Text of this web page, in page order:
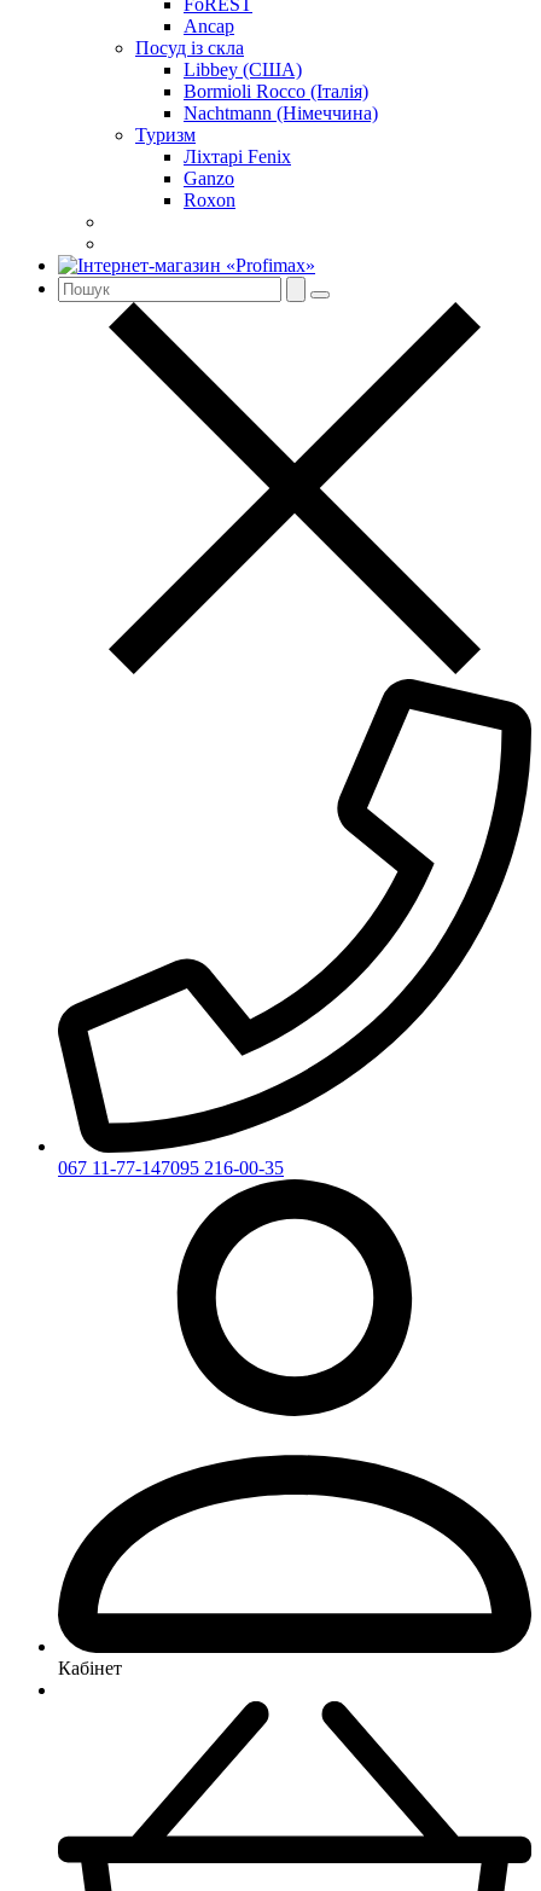
Ancap
Посуд із скла
Libbey (США)
Bormioli Rocco (Італія)
Nachtmann (Німеччина)
Туризм
Ліхтарі Fenix
Ganzo
Roxon
067 11-77-147095 216-00-35
Кабінет